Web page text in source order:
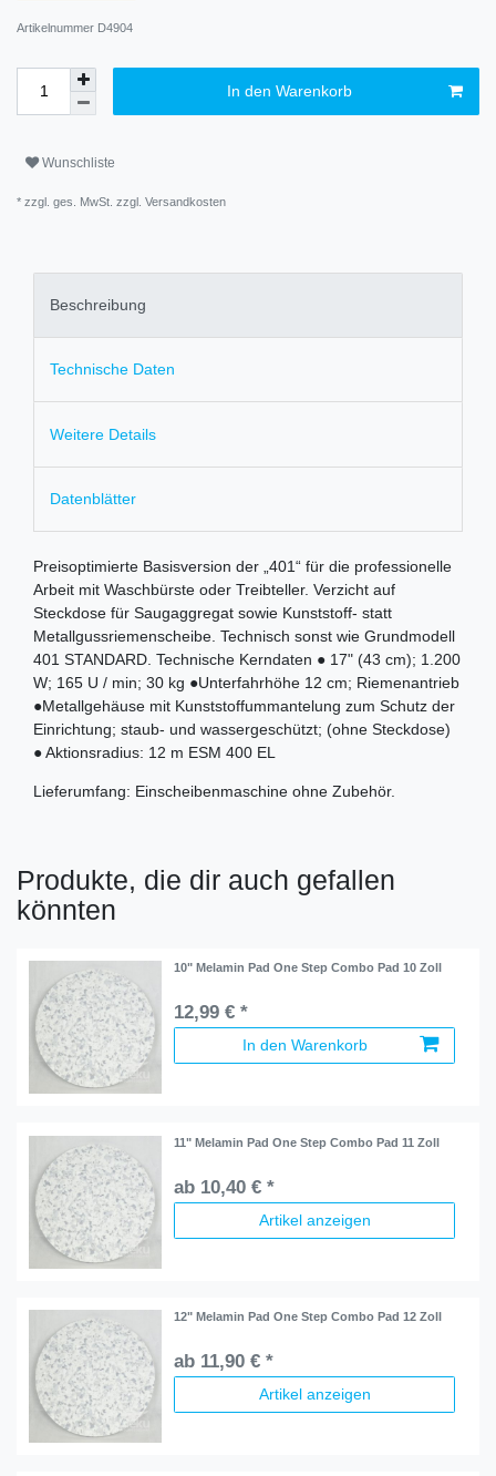
Artikelnummer D4904
In den Warenkorb
Wunschliste
* zzgl. ges. MwSt. zzgl. Versandkosten
Beschreibung
Technische Daten
Weitere Details
Datenblätter
Preisoptimierte Basisversion der „401“ für die professionelle
Arbeit mit Waschbürste oder Treibteller. Verzicht auf
Steckdose für Saugaggregat sowie Kunststoff- statt
Metallgussriemenscheibe. Technisch sonst wie Grundmodell
401 STANDARD. Technische Kerndaten ● 17" (43 cm); 1.200
W; 165 U / min; 30 kg ●Unterfahrhöhe 12 cm; Riemenantrieb
●Metallgehäuse mit Kunststoffummantelung zum Schutz der
Einrichtung; staub- und wassergeschützt; (ohne Steckdose)
● Aktionsradius: 12 m ESM 400 EL
Lieferumfang: Einscheibenmaschine ohne Zubehör.
Produkte, die dir auch gefallen
könnten
10" Melamin Pad One Step Combo Pad 10 Zoll
12,99 € *
In den Warenkorb
11" Melamin Pad One Step Combo Pad 11 Zoll
ab 10,40 € *
Artikel anzeigen
12" Melamin Pad One Step Combo Pad 12 Zoll
ab 11,90 € *
Artikel anzeigen